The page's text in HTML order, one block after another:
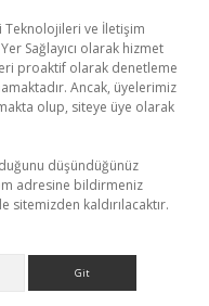
Teknolojileri ve İletişim
Sağlayıcı olarak hizmet
proaktif olarak denetleme
Ancak, üyelerimiz
olup, siteye üye olarak
düşündüğünüz
adresine bildirmeniz
kaldırılacaktır.